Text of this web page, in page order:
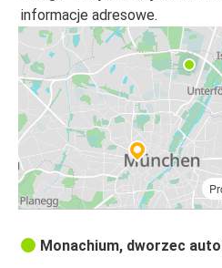
informacje adresowe.
Monachium, dworzec